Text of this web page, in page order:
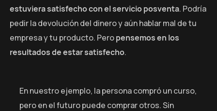
estuviera satisfecho con el servicio posventa. Podría
pedir la devolución del dinero y aún hablar mal de tu
empresa y tu producto. Peropensemos en los
resultados de estar satisfecho.
En nuestro ejemplo, la persona compró un curso,
pero en el futuro puede comprar otros. Sin